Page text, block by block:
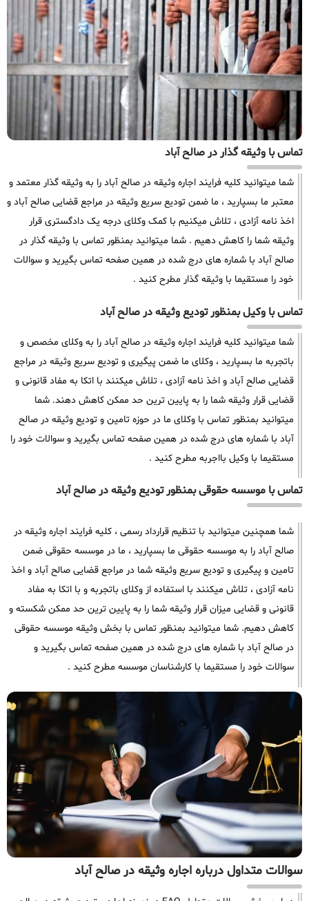
تماس با وثیقه گذار در صالح آباد
شما میتوانید کلیه فرایند اجاره وثیقه در صالح آباد را به وثیقه گذار معتمد و
معتبر ما بسپارید ، ما ضمن تودیع سریع وثیقه در مراجع قضایی صالح آباد و
اخذ نامه آزادی ، تلاش میکنیم با کمک وکلای درجه یک دادگستری قرار
وثیقه شما را کاهش دهیم . شما میتوانید بمنظور تماس با وثیقه گذار در
صالح آباد با شماره های درج شده در همین صفحه تماس بگیرید و سوالات
خود را مستقیما با وثیقه گذار مطرح کنید .
تماس با وکیل بمنظور تودیع وثیقه در صالح آباد
شما میتوانید کلیه فرایند اجاره وثیقه در صالح آباد را به وکلای مخصص و
باتجربه ما بسپارید ، وکلای ما ضمن پیگیری و تودیع سریع وثیقه در مراجع
قضایی صالح آباد و اخذ نامه آزادی ، تلاش میکنند با اتکا به مفاد قانونی و
قضایی قرار وثیقه شما را به پایین ترین حد ممکن کاهش دهند. شما
میتوانید بمنظور تماس با وکلای ما در حوزه تامین و تودیع وثیقه در صالح
آباد با شماره های درج شده در همین صفحه تماس بگیرید و سوالات خود را
مستقیما با وکیل بااجربه مطرح کنید .
تماس با موسسه حقوقی بمنظور تودیع وثیقه در صالح آباد
شما همچنین میتوانید با تنظیم قرارداد رسمی ، کلیه فرایند اجاره وثیقه در
صالح آباد را به موسسه حقوقی ما بسپارید ، ما در موسسه حقوقی ضمن
تامین و پیگیری و تودیع سریع وثیقه شما در مراجع قضایی صالح آباد و اخذ
نامه آزادی ، تلاش میکنند با استفاده از وکلای باتجربه و با اتکا به مفاد
قانونی و قضایی میزان قرار وثیقه شما را به پایین ترین حد ممکن شکسته و
کاهش دهیم. شما میتوانید بمنظور تماس با بخش وثیقه موسسه حقوقی
در صالح آباد با شماره های درج شده در همین صفحه تماس بگیرید و
سوالات خود را مستقیما با کارشناسان موسسه مطرح کنید .
سوالات متداول درباره اجاره وثیقه در صالح آباد